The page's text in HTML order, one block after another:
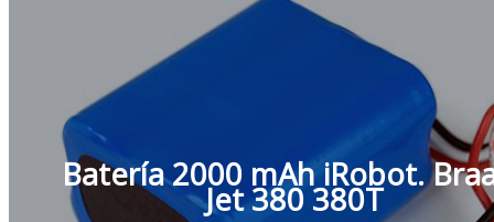
Batería 2000 mAh iRobot.
Jet 380 380T